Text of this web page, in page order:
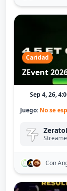
Caridad
ZEvent
Sep 4, 26,
Juego: No se
Con